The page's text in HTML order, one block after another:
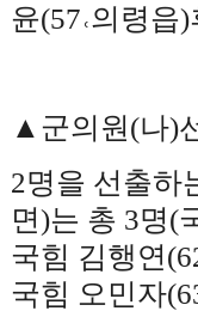
윤(57˓의령읍)
▲ 군의원 (나)
2명을 선출하
면)는 총 3명(
국힘 김행연
국힘 오민자